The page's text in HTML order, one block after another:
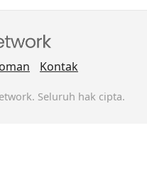
Kontak
Seluruh hak cipta.